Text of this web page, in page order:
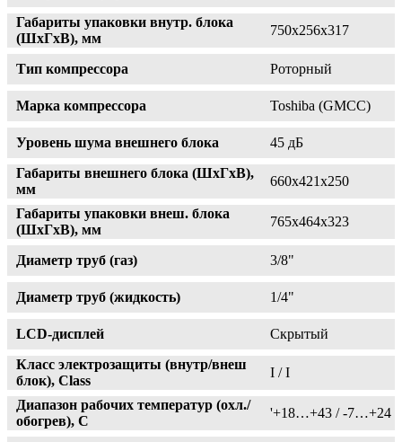
Габариты упаковки внутр. блока
(ШxГxВ), мм
750х256х317
Тип компрессора Роторный
Марка компрессора Toshiba (GMCC)
Уровень шума внешнего блока
45 дБ
Габариты внешнего блока (ШxГxВ),
мм
660х421х250
Габариты упаковки внеш. блока
(ШxГxВ), мм
765х464х323
Диаметр труб (газ) 3/8"
Диаметр труб (жидкость) 1/4"
LCD-дисплей
Скрытый
Класс электрозащиты (внутр/внеш
блок), Class
I / I
Диапазон рабочих температур (охл./
обогрев), C
'+18…+43 / -7…+24